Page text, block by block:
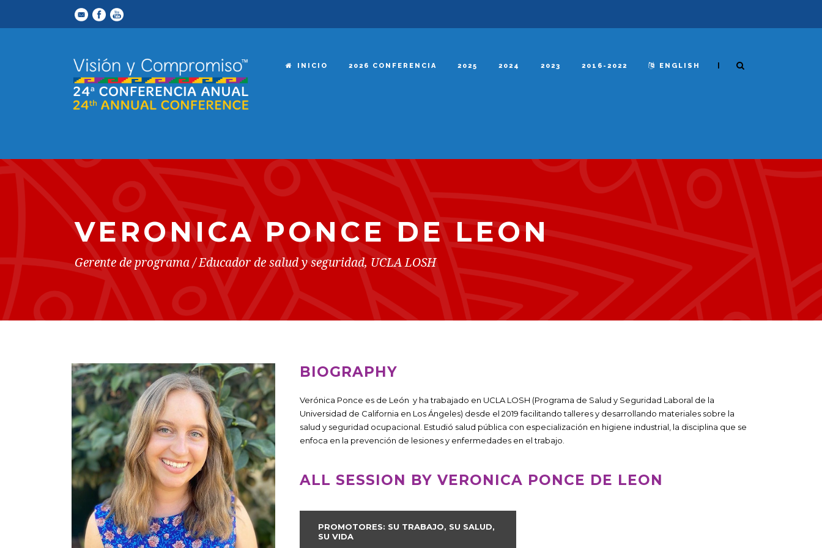
INICIO 2026 CONFERENCIA 2025 2024 2023 2016-2022 ENGLISH |
VERONICA PONCE DE LEON
Gerente de programa / Educador de salud y seguridad, UCLA LOSH
BIOGRAPHY
Verónica Ponce es de León y ha trabajado en UCLA LOSH (Programa de Salud y Seguridad Laboral de la
Universidad de California en Los Ángeles) desde el 2019 facilitando talleres y desarrollando materiales sobre la
salud y seguridad ocupacional. Estudió salud pública con especialización en higiene industrial, la disciplina que se
enfoca en la prevención de lesiones y enfermedades en el trabajo.
ALL SESSION BY VERONICA PONCE DE LEON
PROMOTORES: SU TRABAJO, SU SALUD,
SU VIDA